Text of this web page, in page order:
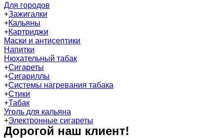
Для городов
+Зажигалки
+Кальяны
+Картриджи
Маски и антисептики
Напитки
Нюхательный табак
+Сигареты
+Сигариллы
+Системы нагревания табака
+Стики
+Табак
Уголь для кальяна
+Электронные сигареты
Дорогой наш клиент!